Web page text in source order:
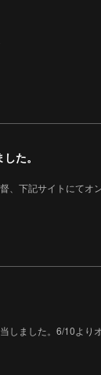
た。
、下記サイトにてオ
ました。6/10より